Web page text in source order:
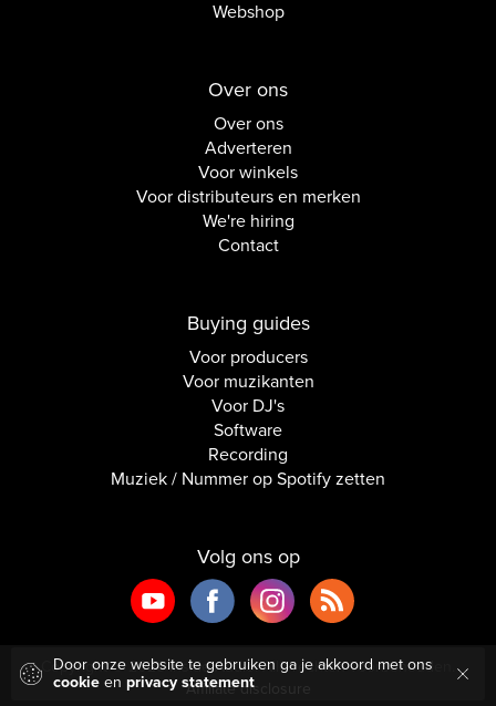
Door onze website te gebruiken ga je akkoord met ons
cookie en privacy statement
Webshop
Over ons
Over ons
Adverteren
Voor winkels
Voor distributeurs en merken
We're hiring
Contact
Buying guides
Voor producers
Voor muzikanten
Voor DJ's
Software
Recording
Muziek / Nummer op Spotify zetten
Volg ons op
Copyright © 2026 Inside Audio. Alle rechten voorbehouden.
Affiliate disclosure